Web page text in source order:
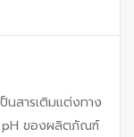
นสารเติมแต่งทาง
pH ของผลิตภัณฑ์